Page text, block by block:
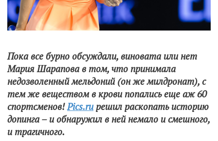
Пока все бурно обсуждали, виновата или нет
Мария Шарапова в том, что принимала
недозволенный мельдоний (он же милдронат), с
тем же веществом в крови попались еще аж 60
спортсменов!Pics.ruрешил раскопать историю
допинга – и обнаружил в ней немало и смешного,
и трагичного.